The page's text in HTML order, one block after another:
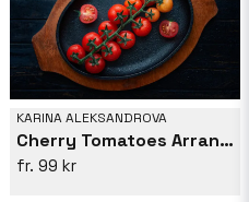
KARINA ALEKSANDROVA
Cherry Tomatoes Arranged On A Vine
99 kr